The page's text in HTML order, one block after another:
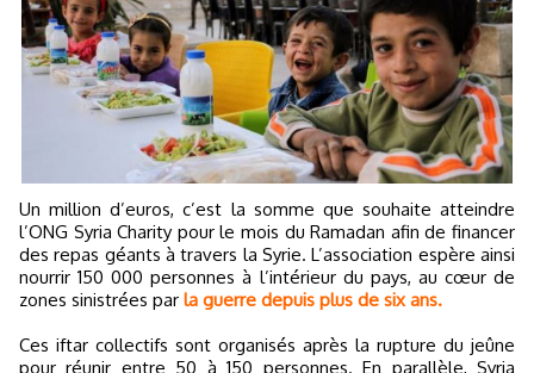
Un million d’euros, c’est la somme que souhaite atteindre
l’ONG Syria Charity pour le mois du Ramadan afin de financer
des repas géants à travers la Syrie. L’association espère ainsi
nourrir 150 000 personnes à l’intérieur du pays, au cœur de
zones sinistrées par la guerre depuis plus de six ans.
Ces iftar collectifs sont organisés après la rupture du jeûne
pour réunir entre 50 à 150 personnes. En parallèle, Syria